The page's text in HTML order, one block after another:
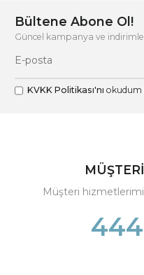
Bültene Abone Ol!
Güncel kampanya ve
KVKK Politikası'nı okudum
Müşteri